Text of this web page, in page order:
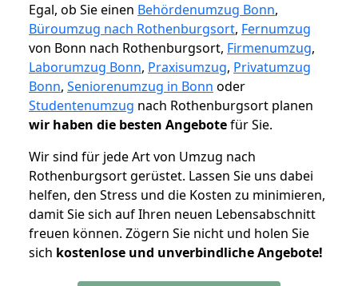
Egal, ob Sie einen Behördenumzug Bonn,
Büroumzug nach Rothenburgsort, Fernumzug
von Bonn nach Rothenburgsort, Firmenumzug,
Laborumzug Bonn, Praxisumzug, Privatumzug
Bonn, Seniorenumzug in Bonn oder
Studentenumzug nach Rothenburgsort planen
wir haben die besten Angebotefür Sie.
Wir sind für jede Art von Umzug nach
Rothenburgsort gerüstet. Lassen Sie uns dabei
helfen, den Stress und die Kosten zu minimieren,
damit Sie sich auf Ihren neuen Lebensabschnitt
freuen können. Zögern Sie nicht und holen Sie
sich kostenlose und unverbindliche Angebote!